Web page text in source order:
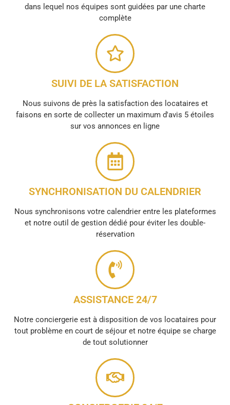
dans lequel nos équipes sont guidées par une charte
complète
SUIVI DE LA SATISFACTION
Nous suivons de près la satisfaction des locataires et
faisons en sorte de collecter un maximum d'avis 5 étoiles
sur vos annonces en ligne
SYNCHRONISATION DU CALENDRIER
Nous synchronisons votre calendrier entre les plateformes
et notre outil de gestion dédié pour éviter les double-
réservation
ASSISTANCE 24/7
Notre conciergerie est à disposition de vos locataires pour
tout problème en court de séjour et notre équipe se charge
de tout solutionner